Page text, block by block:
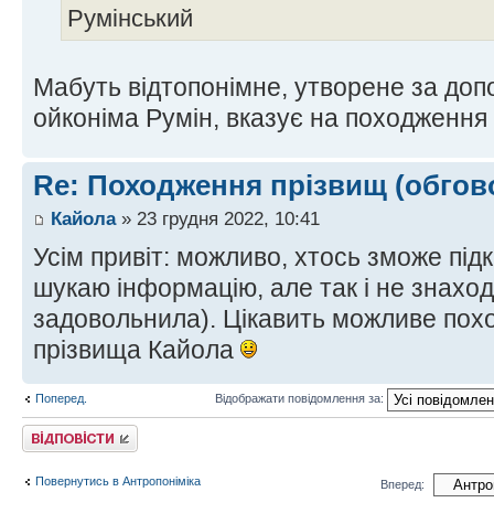
Румінський
Мабуть відтопонімне, утворене за
ойконіма Румін, вказує на
Re: Походження прізвищ
Кайола» 23 грудня 2022, 10:41
Усім привіт: можливо, хтось зможе
шукаю інформацію, але так і не
задовольнила). Цікавить можливе
прізвища Кайола
Поперед. Відображати повідомлення за:
Відповісти
Повернутись в Антропоніміка Вперед: